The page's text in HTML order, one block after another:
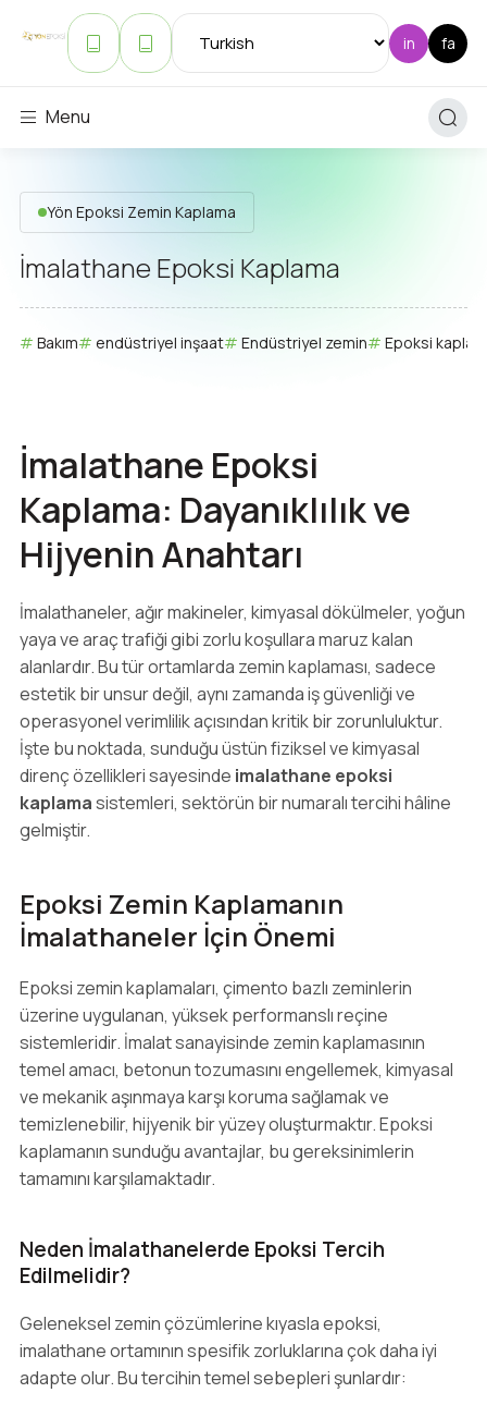
Menu
Yön Epoksi Zemin Kaplama
İmalathane Epoksi Kaplama
Bakım endüstriyel inşaat Endüstriyel zemin Epoksi
İmalathane Epoksi
Kaplama: Dayanıklılık ve
Hijyenin Anahtarı
İmalathaneler, ağır makineler, kimyasal dökülmeler, yoğun
yaya ve araç trafiği gibi zorlu koşullara maruz kalan
alanlardır. Bu tür ortamlarda zemin kaplaması, sadece
estetik bir unsur değil, aynı zamanda iş güvenliği ve
operasyonel verimlilik açısından kritik bir zorunluluktur.
İşte bu noktada, sunduğu üstün fiziksel ve kimyasal
direnç özellikleri sayesinde imalathane epoksi
kaplamasistemleri, sektörün bir numaralı tercihi hâline
gelmiştir.
Epoksi Zemin Kaplamanın
İmalathaneler İçin Önemi
Epoksi zemin kaplamaları, çimento bazlı zeminlerin
üzerine uygulanan, yüksek performanslı reçine
sistemleridir. İmalat sanayisinde zemin kaplamasının
temel amacı, betonun tozumasını engellemek, kimyasal
ve mekanik aşınmaya karşı koruma sağlamak ve
temizlenebilir, hijyenik bir yüzey oluşturmaktır. Epoksi
kaplamanın sunduğu avantajlar, bu gereksinimlerin
tamamını karşılamaktadır.
Neden İmalathanelerde Epoksi Tercih
Edilmelidir?
Geleneksel zemin çözümlerine kıyasla epoksi,
imalathane ortamının spesifik zorluklarına çok daha iyi
adapte olur. Bu tercihin temel sebepleri şunlardır: